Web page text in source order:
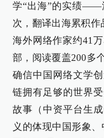
学“出海”的实绩——
次，翻译出海累积作
海外网络作家约41
部，阅读覆盖200多
确信中国网络文学
链拥有足够的世界
故事（中资平台生
义的体现中国形象